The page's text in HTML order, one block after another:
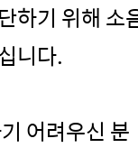
하기 위해 소
니다.
어려우신 분